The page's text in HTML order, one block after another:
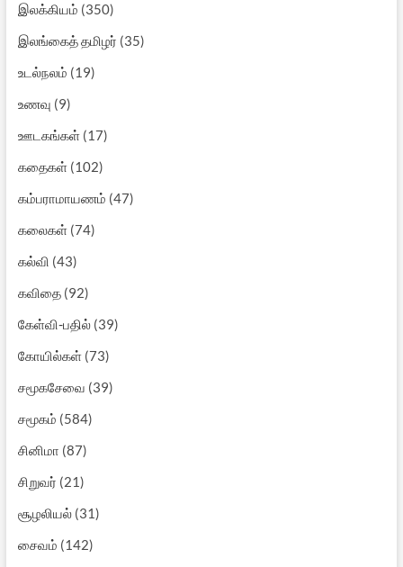
இலக்கியம் (350)
இலங்கைத் தமிழர் (35)
உடல்நலம் (19)
உணவு (9)
ஊடகங்கள்(17)
கதைகள்(102)
கம்பராமாயணம் (47)
கலைகள்(74)
கல்வி (43)
கவிதை(92)
கேள்வி-பதில்(39)
கோயில்கள்(73)
சமூகசேவை (39)
சமூகம் (584)
சினிமா (87)
சிறுவர் (21)
சூழலியல்(31)
சைவம் (142)